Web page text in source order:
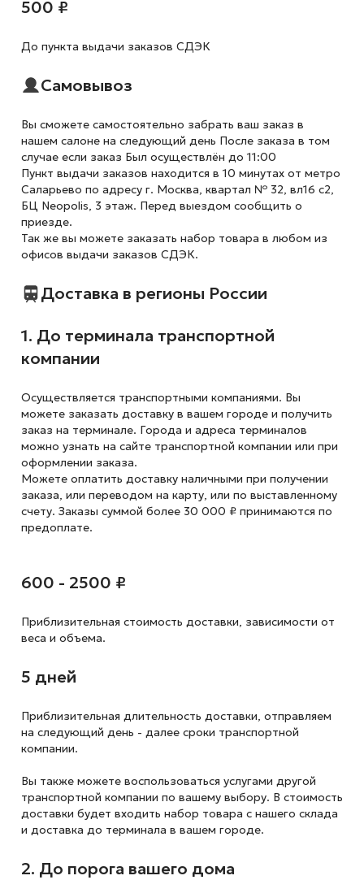
500 ₽
До пункта выдачи заказов СДЭК
Самовывоз
Вы сможете самостоятельно забрать ваш заказ в
нашем салоне на следующий день После заказа в том
случае если заказ Был осуществлён до 11:00
Пункт выдачи заказов находится в 10 минутах от метро
Саларьево по адресу г. Москва, квартал № 32, вл16 с2,
БЦ Neopolis, 3 этаж. Перед выездом сообщить о
приезде.
Так же вы можете заказать набор товара в любом из
офисов выдачи заказов СДЭК.
Доставка в регионы России
1. До терминала транспортной
компании
Осуществляется транспортными компаниями. Вы
можете заказать доставку в вашем городе и получить
заказ на терминале. Города и адреса терминалов
можно узнать на сайте транспортной компании или при
оформлении заказа.
Можете оплатить доставку наличными при получении
заказа, или переводом на карту, или по выставленному
счету. Заказы суммой более 30 000 ₽ принимаются по
предоплате.
600 - 2500 ₽
Приблизительная стоимость доставки, зависимости от
веса и объема.
5 дней
Приблизительная длительность доставки, отправляем
на следующий день - далее сроки транспортной
компании.
Вы также можете воспользоваться услугами другой
транспортной компании по вашему выбору. В стоимость
доставки будет входить набор товара с нашего склада
и доставка до терминала в вашем городе.
2. До порога вашего дома